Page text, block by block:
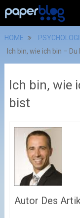
HOME
Ich bin, wie ich bin –
Ich bin, wie
bist
Autor Des